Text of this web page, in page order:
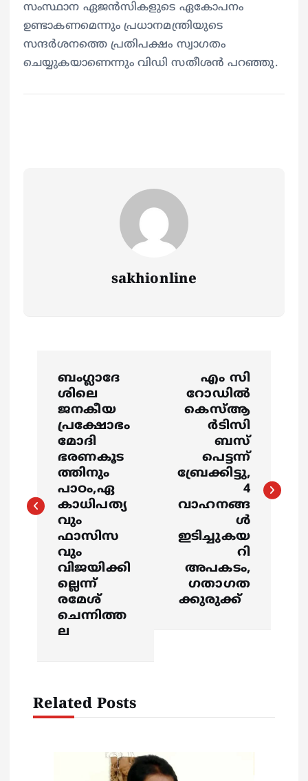
സംസ്ഥാന ഏജൻസികളുടെ ഏകോപനം
ഉണ്ടാകണമെന്നും പ്രധാനമന്ത്രിയുടെ
സന്ദർശനത്തെ പ്രതിപക്ഷം സ്വാഗതം
ചെയ്യുകയാണെന്നും വിഡി സതീശൻ പറഞ്ഞു.
sakhionline
n
t
ബംഗ്ലാദേ
ശിലെ
ജനകീയ
പ്രക്ഷോഭം
മോദി
ഭരണകൂട
ത്തിനും
പാഠം,ഏ
കാധിപത്യ
വും
ഫാസിസ
വും
വിജയിക്കി
ല്ലെന്ന്
രമേശ്
ചെന്നിത്ത
ല
എം സി
റോഡിൽ
കെസ്ആ
ർടിസി
ബസ്
പെട്ടന്ന്
ബ്രേക്കിട്ടു,
4
വാഹനങ്ങ
ൾ
ഇടിച്ചുകയ
റി
അപകടം,
ഗതാഗത
ക്കുരുക്ക്
Related Posts